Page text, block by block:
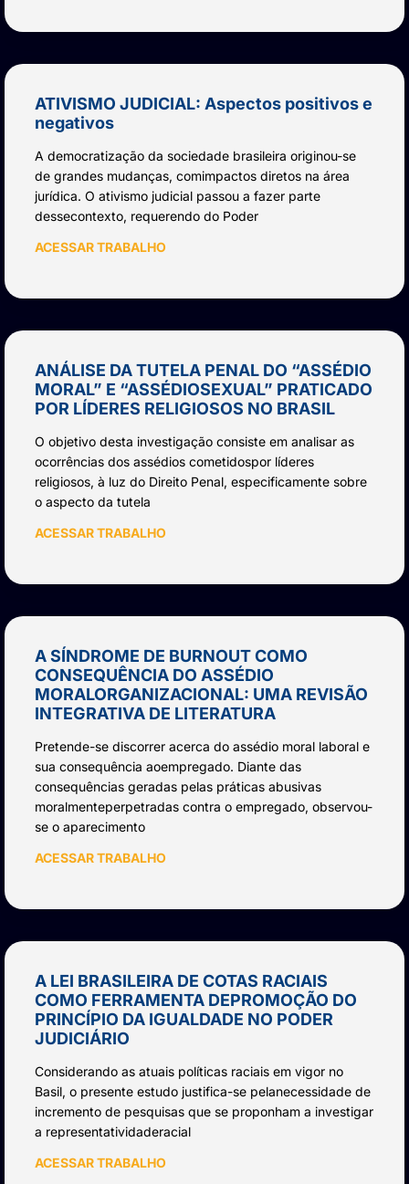
ATIVISMO JUDICIAL: Aspectos positivos e
negativos
A democratização da sociedade brasileira originou-se
de grandes mudanças, comimpactos diretos na área
jurídica. O ativismo judicial passou a fazer parte
dessecontexto, requerendo do Poder
ACESSAR TRABALHO
ANÁLISE DA TUTELA PENAL DO “ASSÉDIO
MORAL” E “ASSÉDIOSEXUAL” PRATICADO
POR LÍDERES RELIGIOSOS NO BRASIL
O objetivo desta investigação consiste em analisar as
ocorrências dos assédios cometidospor líderes
religiosos, à luz do Direito Penal, especificamente sobre
o aspecto da tutela
ACESSAR TRABALHO
A SÍNDROME DE BURNOUT COMO
CONSEQUÊNCIA DO ASSÉDIO
MORALORGANIZACIONAL: UMA REVISÃO
INTEGRATIVA DE LITERATURA
Pretende-se discorrer acerca do assédio moral laboral e
sua consequência aoempregado. Diante das
consequências geradas pelas práticas abusivas
moralmenteperpetradas contra o empregado, observou-
se o aparecimento
ACESSAR TRABALHO
A LEI BRASILEIRA DE COTAS RACIAIS
COMO FERRAMENTA DEPROMOÇÃO DO
PRINCÍPIO DA IGUALDADE NO PODER
JUDICIÁRIO
Considerando as atuais políticas raciais em vigor no
Basil, o presente estudo justifica-se pelanecessidade de
incremento de pesquisas que se proponham a investigar
a representatividaderacial
ACESSAR TRABALHO